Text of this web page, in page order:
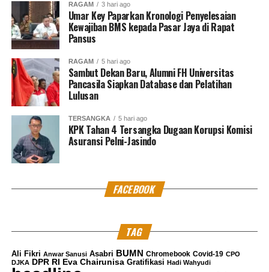
RAGAM 3 hari ago
Umar Key Paparkan Kronologi Penyelesaian
Kewajiban BMS kepada Pasar Jaya di Rapat
Pansus
RAGAM 5 hari ago
Sambut Dekan Baru, Alumni FH Universitas
Pancasila Siapkan Database dan Pelatihan
Lulusan
TERSANGKA 5 hari ago
KPK Tahan 4 Tersangka Dugaan Korupsi Komisi
Asuransi Pelni-Jasindo
FACEBOOK
TAG
Ali Fikri Anwar Sanusi Asabri BUMN Chromebook Covid-19 CPO
DJKA
DPR RI Eva Chairunisa Gratifikasi Hadi Wahyudi